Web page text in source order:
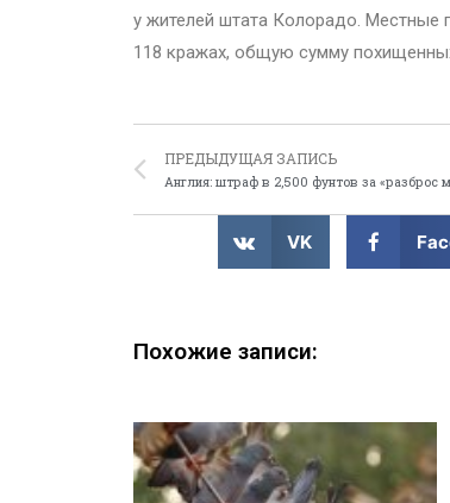
у жителей штата Колорадо. Местные
118 кражах, общую сумму
ПРЕДЫДУЩАЯ ЗАПИСЬ
Англия: штраф в 2,500 фунтов за «разброс
VK
Похожие записи: